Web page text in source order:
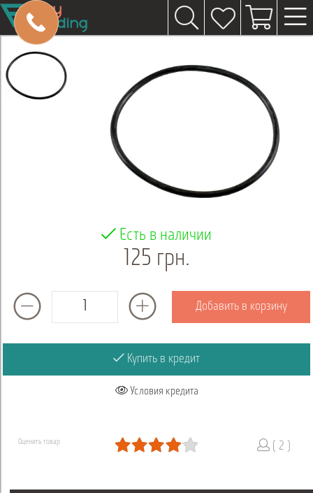
Есть в наличии
125 грн.
Добавить в корзину
Купить в кредит
Условия кредита
Оценить товар ( 2 )